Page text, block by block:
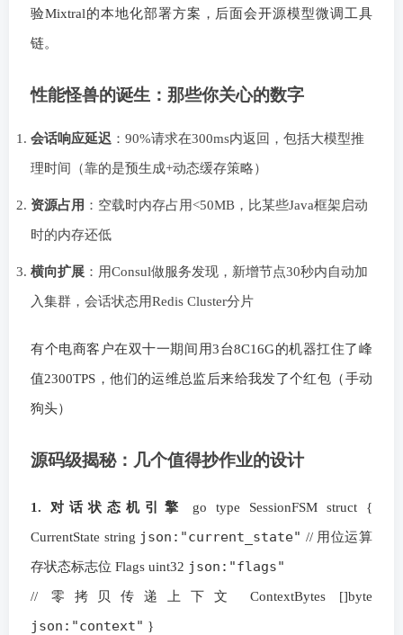
验Mixtral的本地化部署方案，后面会开源模型微调工具
链。
性能怪兽的诞生：那些你关心的数字
会话响应延迟 ：90%请求在300ms内返回，包括大模型推
理时间（靠的是预生成+动态缓存策略）
资源占用 ：空载时内存占用<50MB，比某些Java框架启动
时的内存还低
横向扩展 ：用Consul做服务发现，新增节点30秒内自动加
入集群，会话状态用Redis Cluster分片
有个电商客户在双十一期间用3台8C16G的机器扛住了峰
值2300TPS，他们的运维总监后来给我发了个红包（手动
狗头）
源码级揭秘：几个值得抄作业的设计
1. 对话状态机引擎 go type SessionFSM struct {
CurrentState string json:"current_state" // 用位运算
存状态标志位 Flags uint32 json:"flags"
// 零拷贝传递上下文 ContextBytes []byte
json:"context" }